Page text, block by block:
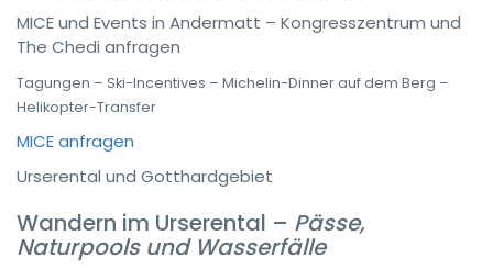
MICE und Events in Andermatt – Kongresszentrum und
The Chedi anfragen
Tagungen – Ski-Incentives – Michelin-Dinner auf dem Berg –
Helikopter-Transfer
MICE anfragen
Urserental und Gotthardgebiet
Wandern im Urserental – Pässe,
Naturpools und Wasserfälle